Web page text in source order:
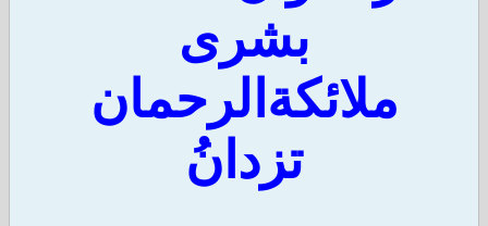
بشرى
ملائكةالرحمان
تزدانُ